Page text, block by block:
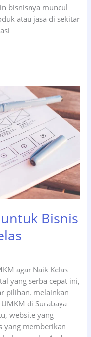
bisnisnya muncul
atau jasa di sekitar
Bisnis
agar Naik Kelas
yang serba cepat ini,
pilihan, melainkan
di Surabaya
website yang
yang memberikan